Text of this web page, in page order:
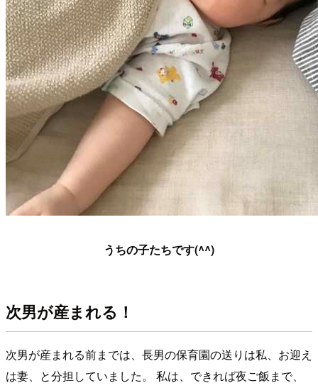
うちの子たちです(^^)
次男が産まれる！
次男が産まれる前までは、長男の保育園の送りは私、お迎え
は妻、と分担していました。 私は、できれば夜ご飯まで、